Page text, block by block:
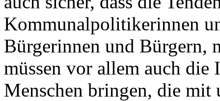
Kommunalpolitikerinnen
Bürgerinnen und Bürgern,
müssen vor allem auch die
Menschen bringen, die mit